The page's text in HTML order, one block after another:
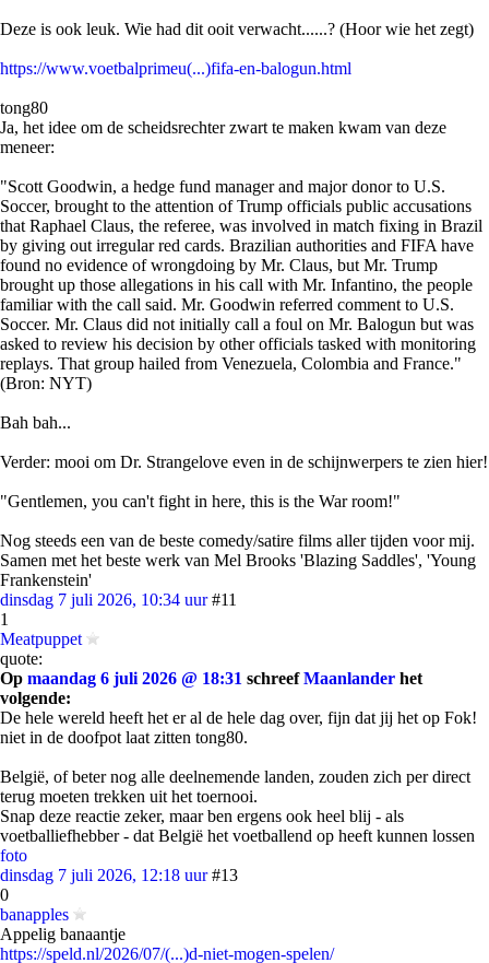
Deze is ook leuk. Wie had dit ooit verwacht......? (Hoor wie het zegt)
https://www.voetbalprimeu(...)fifa-en-balogun.html
tong80
Ja, het idee om de scheidsrechter zwart te maken kwam van deze
meneer:
"Scott Goodwin, a hedge fund manager and major donor to U.S.
Soccer, brought to the attention of Trump officials public accusations
that Raphael Claus, the referee, was involved in match fixing in Brazil
by giving out irregular red cards. Brazilian authorities and FIFA have
found no evidence of wrongdoing by Mr. Claus, but Mr. Trump
brought up those allegations in his call with Mr. Infantino, the people
familiar with the call said. Mr. Goodwin referred comment to U.S.
Soccer. Mr. Claus did not initially call a foul on Mr. Balogun but was
asked to review his decision by other officials tasked with monitoring
replays. That group hailed from Venezuela, Colombia and France."
(Bron: NYT)
Bah bah...
Verder: mooi om Dr. Strangelove even in de schijnwerpers te zien hier!
"Gentlemen, you can't fight in here, this is the War room!"
Nog steeds een van de beste comedy/satire films aller tijden voor mij.
Samen met het beste werk van Mel Brooks 'Blazing Saddles', 'Young
Frankenstein'
dinsdag 7 juli 2026, 10:34 uur #11
1
Meatpuppet
quote:
Op maandag 6 juli 2026 @ 18:31 schreefMaanlander het
volgende:
De hele wereld heeft het er al de hele dag over, fijn dat jij het op Fok!
niet in de doofpot laat zitten tong80.
België, of beter nog alle deelnemende landen, zouden zich per direct
terug moeten trekken uit het toernooi.
Snap deze reactie zeker, maar ben ergens ook heel blij - als
voetballiefhebber - dat België het voetballend op heeft kunnen lossen
foto
dinsdag 7 juli 2026, 12:18 uur #13
0
banapples
Appelig banaantje
https://speld.nl/2026/07/(...)d-niet-mogen-spelen/